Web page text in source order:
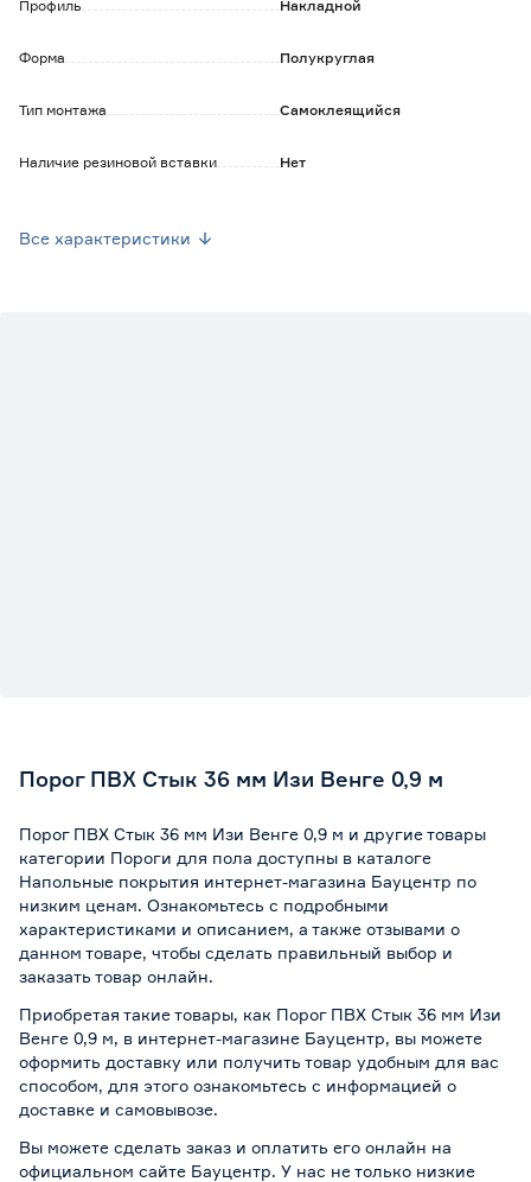
Профиль Накладной
Форма Полукруглая
Тип монтажа Самоклеящийся
Наличие резиновой вставки Нет
Все характеристики
Порог ПВХ Стык 36 мм Изи Венге 0,9 м
Порог ПВХ Стык 36 мм Изи Венге 0,9 м и другие товары
категории Пороги для пола доступны в каталоге
Напольные покрытия интернет-магазина Бауцентр по
низким ценам. Ознакомьтесь с подробными
характеристиками и описанием, а также отзывами о
данном товаре, чтобы сделать правильный выбор и
заказать товар онлайн.
Приобретая такие товары, как Порог ПВХ Стык 36 мм Изи
Венге 0,9 м, в интернет-магазине Бауцентр, вы можете
оформить доставку или получить товар удобным для вас
способом, для этого ознакомьтесь с информацией о
доставке и самовывозе.
Вы можете сделать заказ и оплатить его онлайн на
официальном сайте Бауцентр. У нас не только низкие